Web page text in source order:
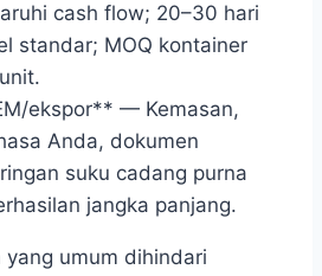
cash flow; 20–30 hari
standar; MOQ kontainer
ekspor** — Kemasan,
Anda, dokumen
suku cadang purna
jangka panjang.
umum dihindari